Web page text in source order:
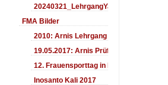
20240321_LehrgangYamashima
FMA Bilder
2010: Arnis Lehrgang
19.05.2017: Arnis Prüfung
12. Frauensporttag in Langenhagen 2017
Inosanto Kali 2017